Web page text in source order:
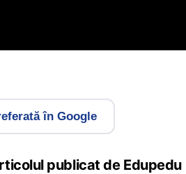
în Google
publicat de Edupedu